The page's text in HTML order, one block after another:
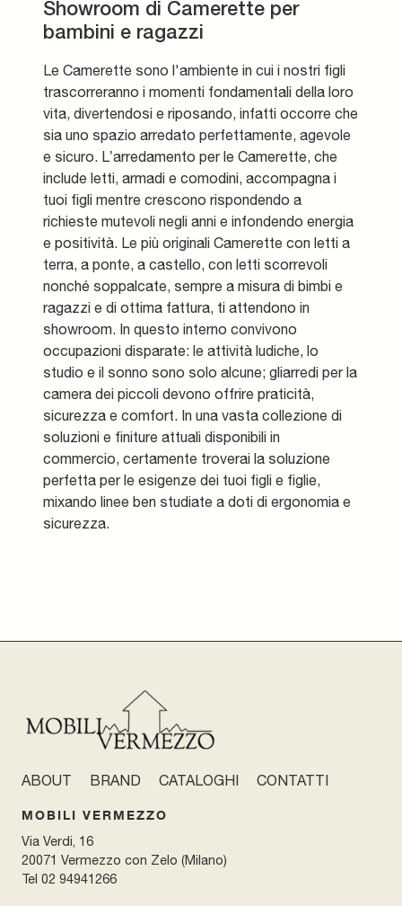
Showroom di Camerette per
bambini e ragazzi
Le Camerette sono l'ambiente in cui i nostri figli
trascorreranno i momenti fondamentali della loro
vita, divertendosi e riposando, infatti occorre che
sia uno spazio arredato perfettamente, agevole
e sicuro. L’arredamento per le Camerette, che
include letti, armadi e comodini, accompagna i
tuoi figli mentre crescono rispondendo a
richieste mutevoli negli anni e infondendo energia
e positività. Le più originali Camerette con letti a
terra, a ponte, a castello, con letti scorrevoli
nonché soppalcate, sempre a misura di bimbi e
ragazzi e di ottima fattura, ti attendono in
showroom. In questo interno convivono
occupazioni disparate: le attività ludiche, lo
studio e il sonno sono solo alcune; gliarredi per la
camera dei piccoli devono offrire praticità,
sicurezza e comfort. In una vasta collezione di
soluzioni e finiture attuali disponibili in
commercio, certamente troverai la soluzione
perfetta per le esigenze dei tuoi figli e figlie,
mixando linee ben studiate a doti di ergonomia e
sicurezza.
ABOUT BRAND CATALOGHI CONTATTI
MOBILI VERMEZZO
Via Verdi, 16
20071 Vermezzo con Zelo (Milano)
Tel 02 94941266